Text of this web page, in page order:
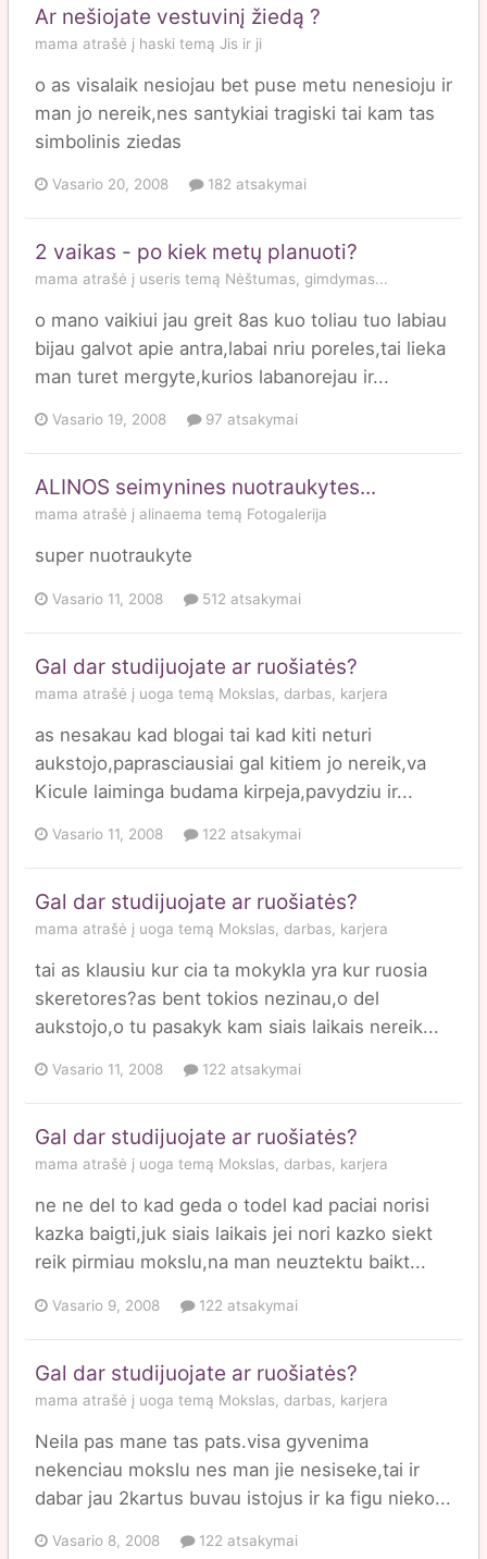
Ar nešiojate vestuvinį žiedą ?
mama atrašė į haski temą Jis ir ji
o as visalaik nesiojau bet puse metu nenesioju ir
man jo nereik,nes santykiai tragiski tai kam tas
simbolinis ziedas
Vasario 20, 2008 182 atsakymai
2 vaikas - po kiek metų planuoti?
mama atrašė į useris temą Nėštumas, gimdymas...
o mano vaikiui jau greit 8as kuo toliau tuo labiau
bijau galvot apie antra,labai nriu poreles,tai lieka
man turet mergyte,kurios labanorejau ir...
Vasario 19, 2008 97 atsakymai
ALINOS seimynines nuotraukytes...
mama atrašė į alinaema temą Fotogalerija
super nuotraukyte
Vasario 11, 2008 512 atsakymai
Gal dar studijuojate ar ruošiatės?
mama atrašė į uoga temą Mokslas, darbas, karjera
as nesakau kad blogai tai kad kiti neturi
aukstojo,paprasciausiai gal kitiem jo nereik,va
Kicule laiminga budama kirpeja,pavydziu ir...
Vasario 11, 2008 122 atsakymai
Gal dar studijuojate ar ruošiatės?
mama atrašė į uoga temą Mokslas, darbas, karjera
tai as klausiu kur cia ta mokykla yra kur ruosia
skeretores?as bent tokios nezinau,o del
aukstojo,o tu pasakyk kam siais laikais nereik...
Vasario 11, 2008 122 atsakymai
Gal dar studijuojate ar ruošiatės?
mama atrašė į uoga temą Mokslas, darbas, karjera
ne ne del to kad geda o todel kad paciai norisi
kazka baigti,juk siais laikais jei nori kazko siekt
reik pirmiau mokslu,na man neuztektu baikt...
Vasario 9, 2008 122 atsakymai
Gal dar studijuojate ar ruošiatės?
mama atrašė į uoga temą Mokslas, darbas, karjera
Neila pas mane tas pats.visa gyvenima
nekenciau mokslu nes man jie nesiseke,tai ir
dabar jau 2kartus buvau istojus ir ka figu nieko...
Vasario 8, 2008 122 atsakymai